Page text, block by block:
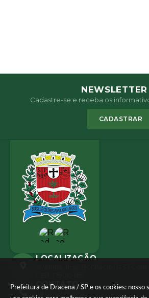
Prefeitura de Dracena / SP e os cookies: nosso
NEWSLETTER
Cadastre-se e receba os
CADASTRAR
LOCALIZAÇÃO
CONTATO